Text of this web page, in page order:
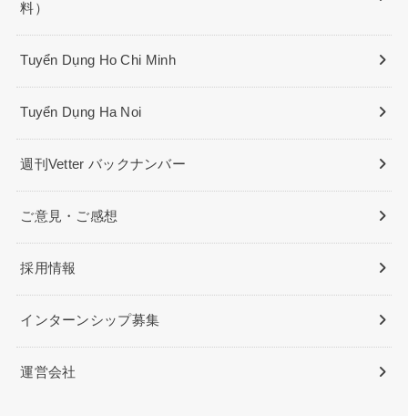
料）
Tuyển Dụng Ho Chi Minh
Tuyển Dụng Ha Noi
週刊Vetter バックナンバー
ご意見・ご感想
採用情報
インターンシップ募集
運営会社